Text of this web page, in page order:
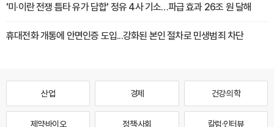
'미·이란 전쟁 틈타 유가 담합' 정유 4사 기소…파급 효과 26조 원 달해
휴대전화 개통에 안면인증 도입...강화된 본인 절차로 민생범죄 차단
산업 경제 건강·의학
제약·바이오 정책·사회 칼럼·인터뷰